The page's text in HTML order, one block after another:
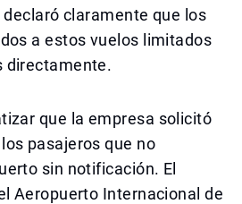
claramente que los
a estos vuelos limitados
directamente.
que la empresa solicitó
pasajeros que no
sin notificación. El
Aeropuerto Internacional de